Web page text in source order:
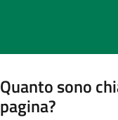
Quanto sono
pagina?